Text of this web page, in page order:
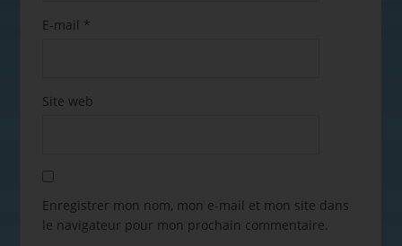
E-mail *
Site web
Enregistrer mon nom, mon e-mail et mon site dans
le navigateur pour mon prochain commentaire.